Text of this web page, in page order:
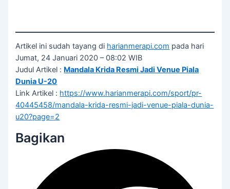
Artikel ini sudah tayang di harianmerapi.com pada hari
Jumat, 24 Januari 2020 – 08:02 WIB
Judul Artikel : Mandala Krida Resmi Jadi Venue Piala
Dunia U-20
Link Artikel : https://www.harianmerapi.com/sport/pr-
40445458/mandala-krida-resmi-jadi-venue-piala-dunia-
u20?page=2
Bagikan